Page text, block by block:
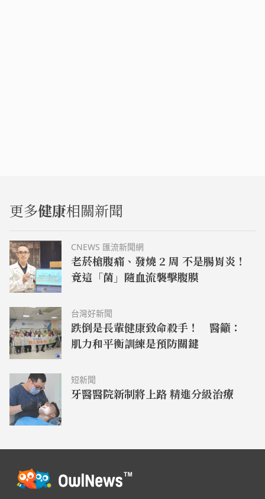
更多健康相關新聞
CNEWS 匯流新聞網
老菸槍腹痛、發燒 2 周 不是腸胃炎！
竟這「菌」隨血流襲擊腹膜
台灣好新聞
跌倒是長輩健康致命殺手！ 醫籲：
肌力和平衡訓練是預防關鍵
短新聞
牙醫醫院新制將上路 精進分級治療